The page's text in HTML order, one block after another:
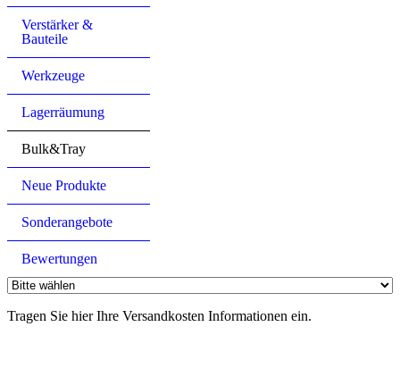
Verstärker &
Bauteile
Werkzeuge
Lagerräumung
Bulk&Tray
Neue Produkte
Sonderangebote
Bewertungen
Tragen Sie hier Ihre Versandkosten Informationen ein.